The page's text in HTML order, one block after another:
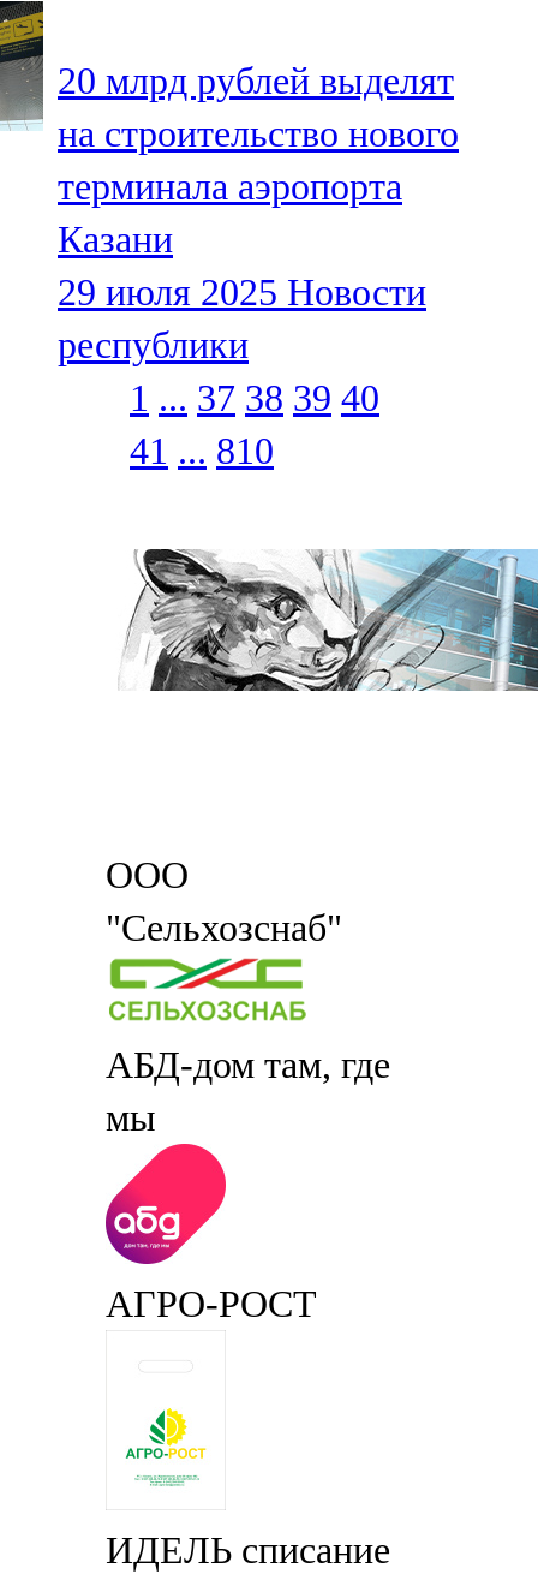
20 млрд рублей выделят
на строительство нового
терминала аэропорта
Казани
29 июля 2025 Новости
республики
1 ... 37 38 39 40
41 ... 810
ООО
"Сельхозснаб"
АБД-дом там, где
мы
АГРО-РОСТ
ИДЕЛЬ списание